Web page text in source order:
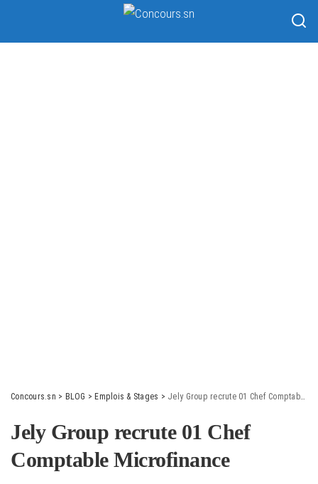
Concours.sn > BLOG > Emplois & Stages > Jely Group recrute 01 Chef Comptable Microfinance
Jely Group recrute 01 Chef
Comptable Microfinance